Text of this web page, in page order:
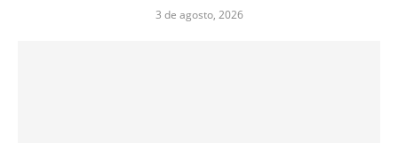
3 de agosto, 2026